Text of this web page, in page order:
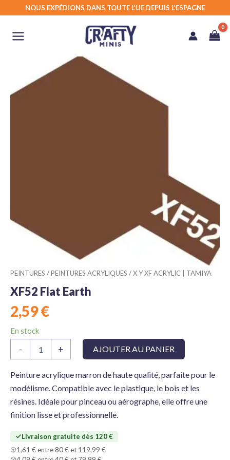
contenu
NOUS EXPÉDIONS DANS TOUTE L’UE DEPUIS L’ESPAGNE
PEINTURES /PEINTURES ACRYLIQUES /X Y XF ACRYLIC | TAMIYA
XF52 Flat Earth
2,59€
En stock
-
Flat
Earth
+ AJOUTER AU PANIER
Peinture acrylique marron de haute qualité, parfaite pour le
modélisme. Compatible avec le plastique, le bois et les
résines. Idéale pour pinceau ou aérographe, elle offre une
finition lisse et professionnelle.
Livraison gratuite dès 120 €
1,61 € entre 80 € et 119,99 €